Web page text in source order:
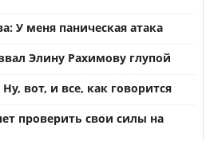
У меня паническая атака
Элину Рахимову глупой
вот, и все, как говорится
проверить свои силы на